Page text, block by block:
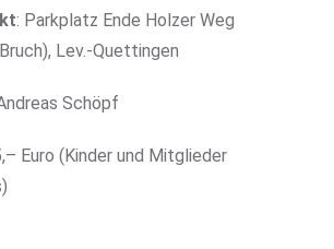
: Parkplatz Ende Holzer Weg
Lev.-Quettingen
Schöpf
Euro (Kinder und Mitglieder